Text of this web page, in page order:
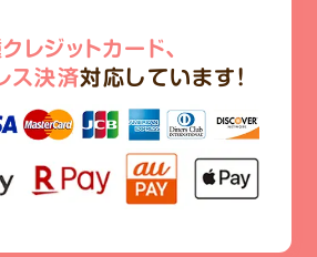
レジットカード、
ス決済対応しています!